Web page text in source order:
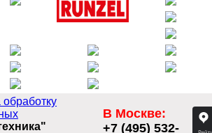
В Москве:
+7 (495) 532-